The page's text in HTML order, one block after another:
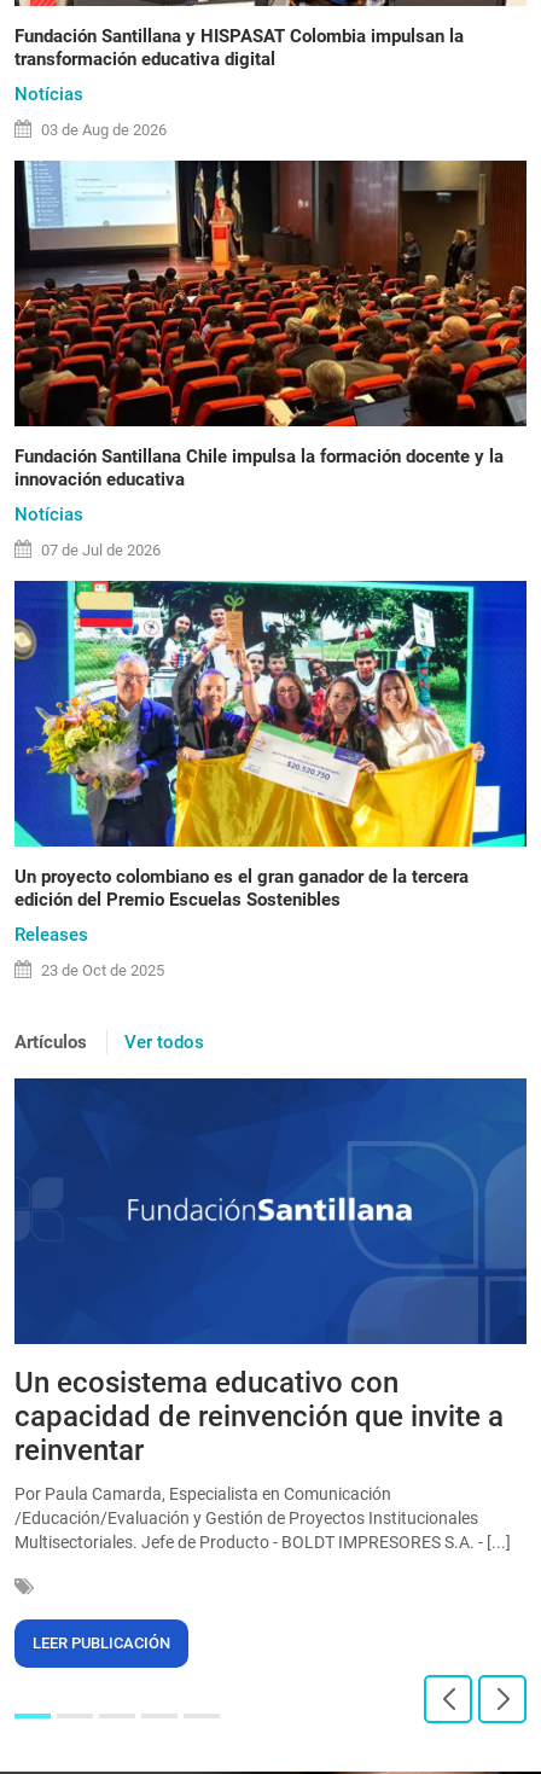
Fundación Santillana y HISPASAT Colombia impulsan la
transformación educativa digital
Notícias
03 de Aug de 2026
Fundación Santillana Chile impulsa la formación docente y la
innovación educativa
Notícias
07 de Jul de 2026
Un proyecto colombiano es el gran ganador de la tercera
edición del Premio Escuelas Sostenibles
Releases
23 de Oct de 2025
Artículos Ver todos
Un ecosistema educativo con
capacidad de reinvención que invite a
reinventar
Por Paula Camarda, Especialista en Comunicación
/Educación/Evaluación y Gestión de Proyectos Institucionales
Multisectoriales. Jefe de Producto - BOLDT IMPRESORES S.A. - [...]
LEER PUBLICACIÓN